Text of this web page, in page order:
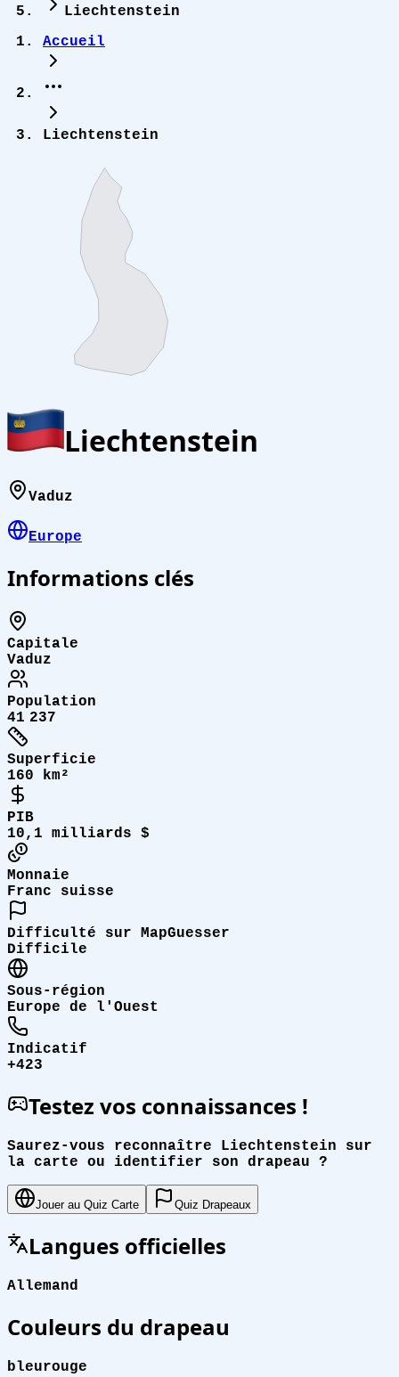
Liechtenstein
Accueil
Liechtenstein
Liechtenstein
Vaduz
Europe
Informations clés
Capitale
Vaduz
Population
41 237
Superficie
160 km²
PIB
10,1 milliards $
Monnaie
Franc suisse
Difficulté sur MapGuesser
Difficile
Sous-région
Europe de l'Ouest
Indicatif
+423
Testez vos connaissances !
Saurez-vous reconnaître Liechtenstein sur
la carte ou identifier son drapeau ?
Jouer au Quiz Carte Quiz Drapeaux
Langues officielles
Allemand
Couleurs du drapeau
bleurouge